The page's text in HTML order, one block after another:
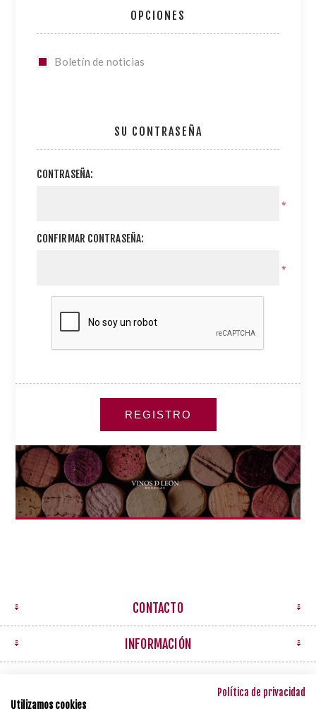
OPCIONES
Boletín de noticias
SU CONTRASEÑA
CONTRASEÑA:
*
CONFIRMAR CONTRASEÑA:
*
CONTACTO
INFORMACIÓN
Política de privacidad
Utilizamos cookies